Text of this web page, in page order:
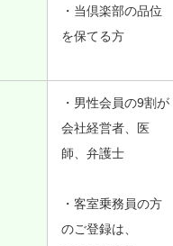
・当倶楽部の品位
を保てる方
・男性会員の9割が
会社経営者、医
師、弁護士
・客室乗務員の方
のご登録は、